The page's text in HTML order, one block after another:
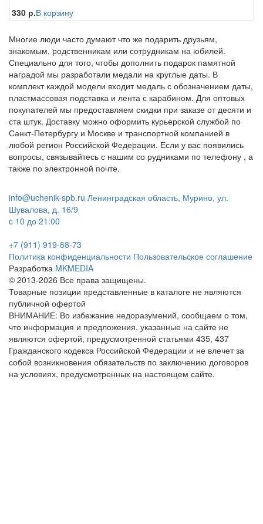
330 р.В корзину
Многие люди часто думают что же подарить друзьям,
знакомым, родственникам или сотрудникам на юбилей.
Специально для того, чтобы дополнить подарок памятной
наградой мы разработали медали на круглые даты. В
комплект каждой модели входит медаль с обозначением даты,
пластмассовая подставка и лента с карабином. Для оптовых
покупателей мы предоставляем скидки при заказе от десяти и
ста штук. Доставку можно оформить курьерской службой по
Санкт-Петербургу и Москве и транспортной компанией в
любой регион Российской Федерации. Если у вас появились
вопросы, связывайтесь с нашим со рудниками по телефону , а
также по электронной почте.
info@uchenik-spb.ru Ленинградская область, Мурино, ул.
Шувалова, д. 16/9
c 10 до 21:00
+7 (911) 919-88-73
Политика конфиденциальности Пользовательское соглашение
Разработка MKMEDIA
© 2013-2026 Все права защищены.
Товарные позиции представленные в каталоге не являются
публичной офертой
ВНИМАНИЕ: Во избежание недоразумений, сообщаем о том,
что информация и предложения, указанные на сайте не
являются офертой, предусмотренной статьями 435, 437
Гражданского кодекса Российской Федерации и не влечет за
собой возникновения обязательств по заключению договоров
на условиях, предусмотренных на настоящем сайте.